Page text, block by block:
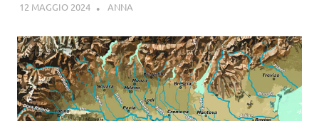
12 MAGGIO 2024 ANNA